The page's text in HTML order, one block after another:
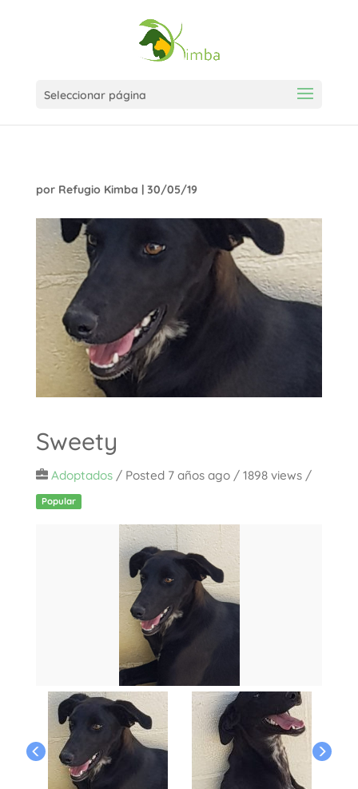
Seleccionar página
por Refugio Kimba | 30/05/19
Sweety
Adoptados/ Posted 7 años ago/ 1898 views /
Popular